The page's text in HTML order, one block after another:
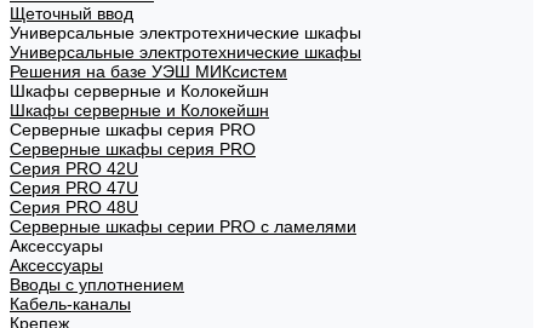
Щеточный ввод
Универсальные электротехнические шкафы
Универсальные электротехнические шкафы
Решения на базе УЭШ МИКсистем
Шкафы серверные и Колокейшн
Шкафы серверные и Колокейшн
Серверные шкафы серия PRO
Серверные шкафы серия PRO
Серия PRO 42U
Серия PRO 47U
Серия PRO 48U
Серверные шкафы серии PRO с ламелями
Аксессуары
Аксессуары
Вводы с уплотнением
Кабель-каналы
Крепеж